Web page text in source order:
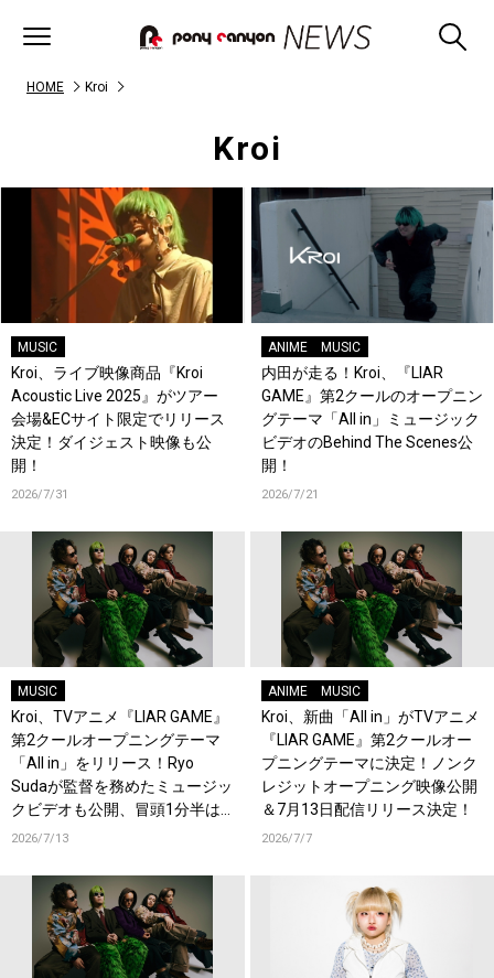
HOME Kroi
Kroi
MUSIC
Kroi、ライブ映像商品『Kroi
Acoustic Live 2025』がツアー
会場&ECサイト限定でリリース
決定！ダイジェスト映像も公
開！
2026/7/31
ANIME MUSIC
内田が走る！Kroi、『LIAR
GAME』第2クールのオープニン
グテーマ「All in」ミュージック
ビデオのBehind The Scenes公
開！
2026/7/21
MUSIC
Kroi、TVアニメ『LIAR GAME』
第2クールオープニングテーマ
「All in」をリリース！Ryo
Sudaが監督を務めたミュージッ
クビデオも公開、冒頭1分半は
ワンカット！
2026/7/13
ANIME MUSIC
Kroi、新曲「All in」がTVアニメ
『LIAR GAME』第2クールオー
プニングテーマに決定！ノンク
レジットオープニング映像公開
＆7月13日配信リリース決定！
2026/7/7